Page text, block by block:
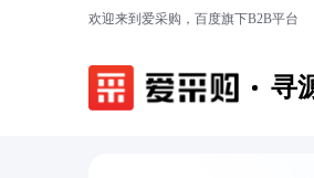
欢迎来到爱采购，百度旗下B2B平台
寻